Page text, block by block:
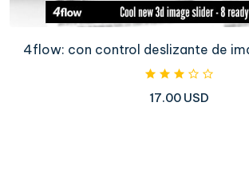
4flow: con control deslizante de
17.00 USD